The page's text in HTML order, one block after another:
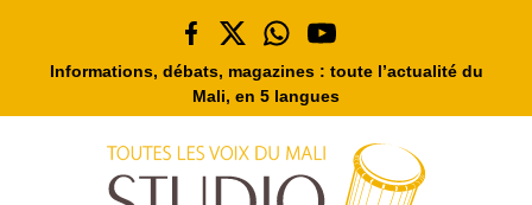
Informations, débats, magazines : toute l’actualité du
Mali, en 5 langues